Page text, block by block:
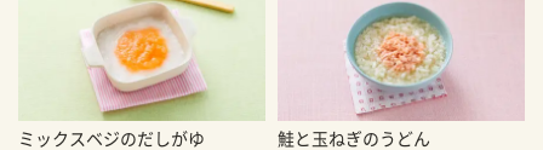
ミックスベジのだしがゆ 鮭と玉ねぎのうどん